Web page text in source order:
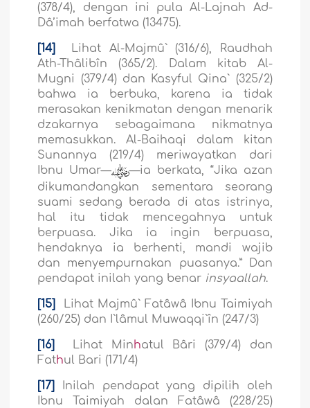
(378/4), dengan ini pula Al-Lajnah Ad-
Dâ’imah berfatwa (13475).
[14]
Lihat Al-Majmû` (316/6), Raudhah
Ath-Thâlibîn (365/2). Dalam kitab Al-
Mugni (379/4) dan Kasyful Qina` (325/2)
bahwa ia berbuka, karena ia tidak
merasakan kenikmatan dengan menarik
dzakarnya sebagaimana nikmatnya
memasukkan. Al-Baihaqi dalam kitan
Sunannya (219/4) meriwayatkan dari
Ibnu Umar—
—ia berkata, “Jika azan
dikumandangkan sementara seorang
suami sedang berada di atas istrinya,
hal itu tidak mencegahnya untuk
berpuasa. Jika ia ingin berpuasa,
hendaknya ia berhenti, mandi wajib
dan menyempurnakan puasanya.” Dan
pendapat inilah yang benar insyaallah.
[15]
Lihat Majmû` Fatâwâ Ibnu Taimiyah
(260/25) dan I`lâmul Muwaqqi`în (247/3)
[16] Lihat Minhatul Bâri (379/4) dan
Fathul Bari (171/4)
[17]
Inilah pendapat yang dipilih oleh
Ibnu Taimiyah dalan Fatâwâ (228/25)